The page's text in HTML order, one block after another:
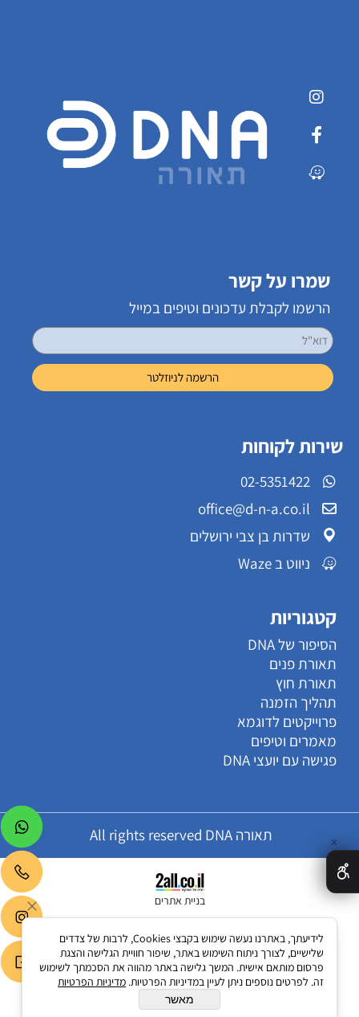
שמרו על קשר
הרשמו לקבלת עדכונים וטיפים במייל
שירות לקוחות
02-5351422
office@d-n-a.co.il
שדרות בן צבי ירושלים
ניווט ב Waze
קטגוריות
הסיפור של DNA
תאורת פנים
תאורת חוץ
תהליך הזמנה
פרוייקטים לדוגמא
מאמרים וטיפים
פגישה עם יועצי DNA
תאורה All rights reserved DNA
בניית אתרים
✕
לידיעתך, באתרנו נעשה שימוש בקבצי Cookies, לרבות של צדדים
שלישיים, לצורך ניתוח השימוש באתר, שיפור חוויית הגלישה והצגת
פרסום מותאם אישית. המשך גלישה באתר מהווה את הסכמתך לשימוש
זה. לפרטים נוספים ניתן לעיין במדיניות הפרטיות. מדיניות הפרטיות
מאשר